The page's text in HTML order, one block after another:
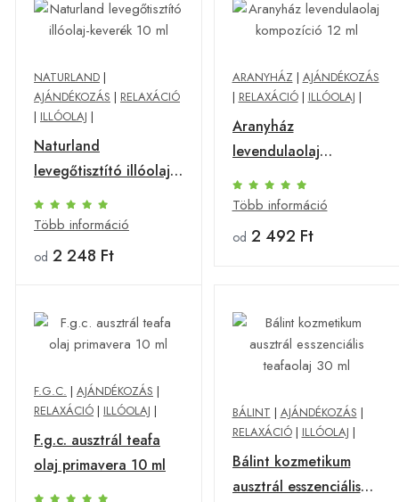
NATURLAND |
AJÁNDÉKOZÁS | RELAXÁCIÓ
| ILLÓOLAJ |
Naturland
levegőtisztító illóolaj-
keverék 10 ml
Több információ
od 2 248 Ft
ARANYHÁZ | AJÁNDÉKOZÁS
| RELAXÁCIÓ| ILLÓOLAJ |
Aranyház
levendulaolaj
kompozíció 12 ml
Több információ
od 2 492 Ft
F.G.C. | AJÁNDÉKOZÁS |
RELAXÁCIÓ | ILLÓOLAJ |
F.g.c. ausztrál teafa
olaj primavera 10 ml
BÁLINT | AJÁNDÉKOZÁS |
RELAXÁCIÓ| ILLÓOLAJ |
Bálint kozmetikum
ausztrál esszenciális